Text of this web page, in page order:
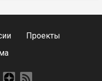
Проекты